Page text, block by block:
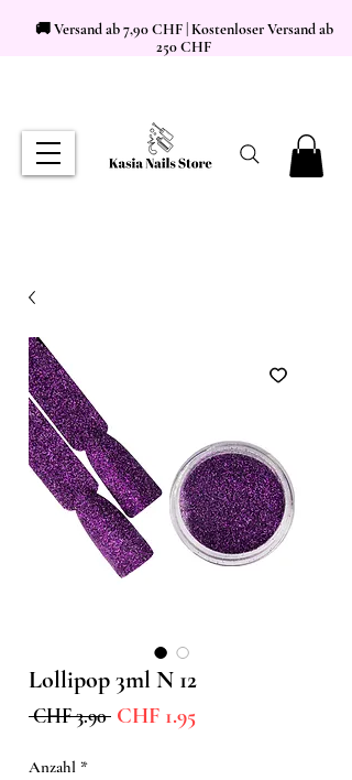
🚚 Versand ab 7,90 CHF | Kostenloser Versand ab
250 CHF
Lollipop 3ml N 12
CHF 3.90 Standardpreis
CHF 1.95
Anzahl *